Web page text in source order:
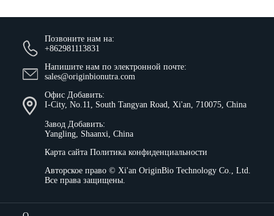
Позвоните нам на:
+862981113831
Напишите нам по электронной почте:
sales@originbionutra.com
Офис Добавить:
I-City, No.11, South Tangyan Road, Xi'an, 710075, China
Завод Добавить:
Yangling, Shaanxi, China
Карта сайта Политика конфиденциальности
Авторское право © Xi'an OriginBio Technology Co., Ltd.
Все права защищены.